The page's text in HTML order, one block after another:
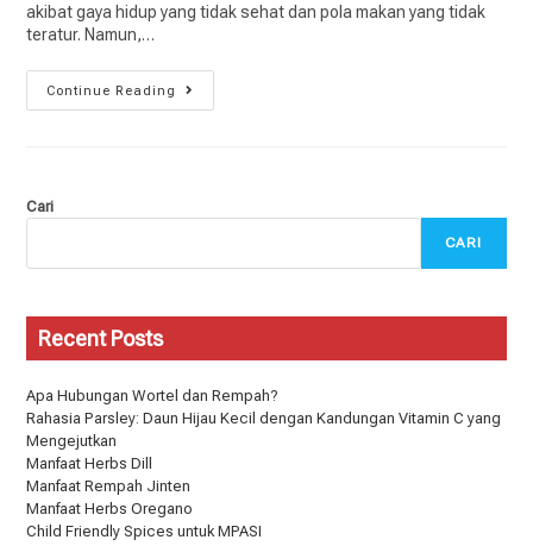
akibat gaya hidup yang tidak sehat dan pola makan yang tidak
teratur. Namun,…
Continue Reading
Cari
CARI
Recent Posts
Apa Hubungan Wortel dan Rempah?
Rahasia Parsley: Daun Hijau Kecil dengan Kandungan Vitamin C yang
Mengejutkan
Manfaat Herbs Dill
Manfaat Rempah Jinten
Manfaat Herbs Oregano
Child Friendly Spices untuk MPASI